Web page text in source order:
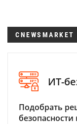
CNEWSMARKET
ИТ-
Подобрать